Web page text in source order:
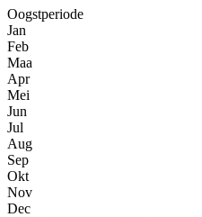
Oogstperiode
Jan
Feb
Maa
Apr
Mei
Jun
Jul
Aug
Sep
Okt
Nov
Dec